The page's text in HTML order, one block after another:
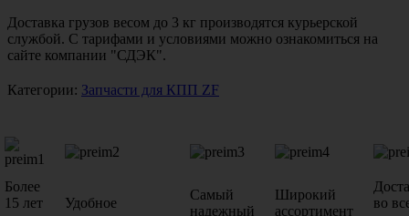
Доставка грузов весом до 3 кг производятся курьерской
службой. С тарифами и условиями можно ознакомиться на
сайте компании "СДЭК".
Категории: Запчасти для КПП ZF
Более
15 лет
Удобное
Самый
надежный
Широкий
ассортимент
во